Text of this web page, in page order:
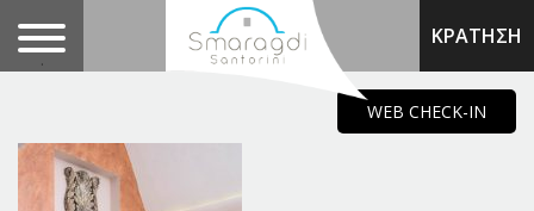
.
ΚΡΑΤΗΣΗ
WEB CHECK-IN